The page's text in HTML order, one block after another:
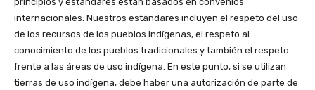
internacionales. Nuestros estándares incluyen el respeto del uso
de los recursos de los pueblos indígenas, el respeto al
conocimiento de los pueblos tradicionales y también el respeto
frente a las áreas de uso indígena. En este punto, si se utilizan
tierras de uso indígena, debe haber una autorización de parte de